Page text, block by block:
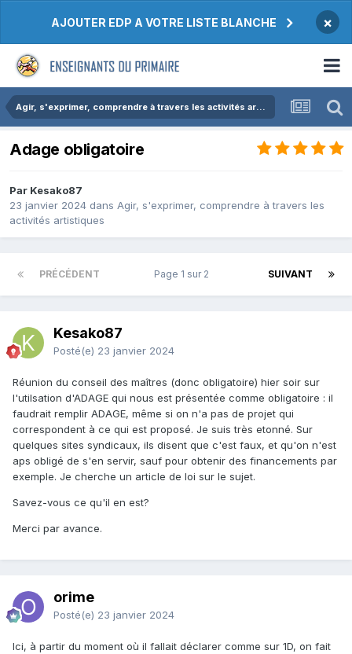
AJOUTER EDP A VOTRE LISTE BLANCHE ×
Agir, s'exprimer, comprendre à travers les activités artistiques
Adage obligatoire
Par Kesako87
23 janvier 2024 dans Agir, s'exprimer, comprendre à travers les
activités artistiques
PRÉCÉDENT SUIVANT
Page 1 sur 2
Kesako87
Posté(e) 23 janvier 2024
Réunion du conseil des maîtres (donc obligatoire) hier soir sur
l'utilsation d'ADAGE qui nous est présentée comme obligatoire : il
faudrait remplir ADAGE, même si on n'a pas de projet qui
correspondent à ce qui est proposé. Je suis très etonné. Sur
quelques sites syndicaux, ils disent que c'est faux, et qu'on n'est
aps obligé de s'en servir, sauf pour obtenir des financements par
exemple. Je cherche un article de loi sur le sujet.
Savez-vous ce qu'il en est?
Merci par avance.
orime
Posté(e) 23 janvier 2024
Ici, à partir du moment où il fallait déclarer comme sur 1D, on fait